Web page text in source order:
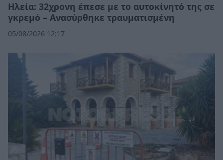
Ηλεία: 32χρονη έπεσε με το αυτοκίνητό της σε
γκρεμό – Ανασύρθηκε τραυματισμένη
05/08/2026 12:17